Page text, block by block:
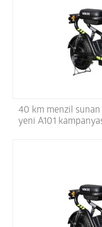
40 km menzil
yeni A101